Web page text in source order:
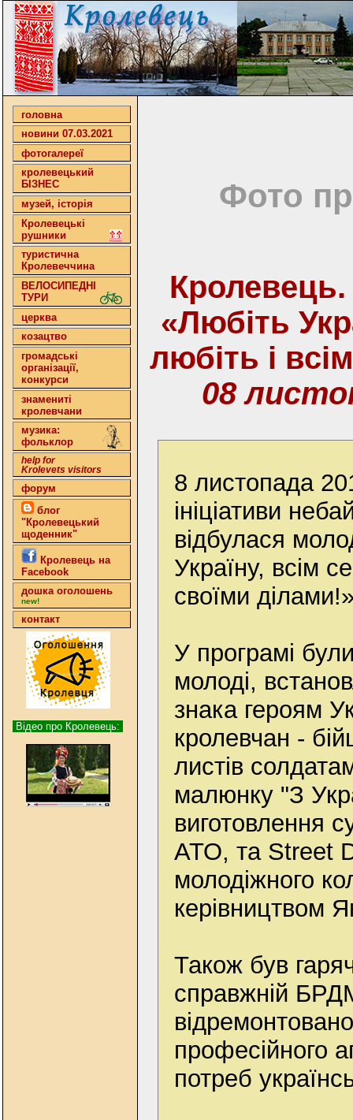
головна
новини 07.03.2021
фотогалереї
кролевецький
БІЗНЕС
музей, історія
Кролевецькі
рушники
туристична
Кролевеччина
ВЕЛОСИПЕДНІ
ТУРИ
церква
козацтво
громадські
організації,
конкурси
знамениті
кролевчани
музика:
фольклор
help for
Krolevets visitors
форум
блог
"Кролевецький
щоденник"
Кролевець на
Facebook
дошка оголошень
new!
контакт
Відео про Кролевець:
Фото
Кролевець.
«Любіть
любіть і
08
8 листопада
ініціативи
відбулася
Україну, всім
своїми
У програмі
молоді,
знака героям
кролевчан -
листів
малюнку "З
виготовлення
АТО, та Street
молодіжного
керівництвом
Також був
справжній
професійного
потреб